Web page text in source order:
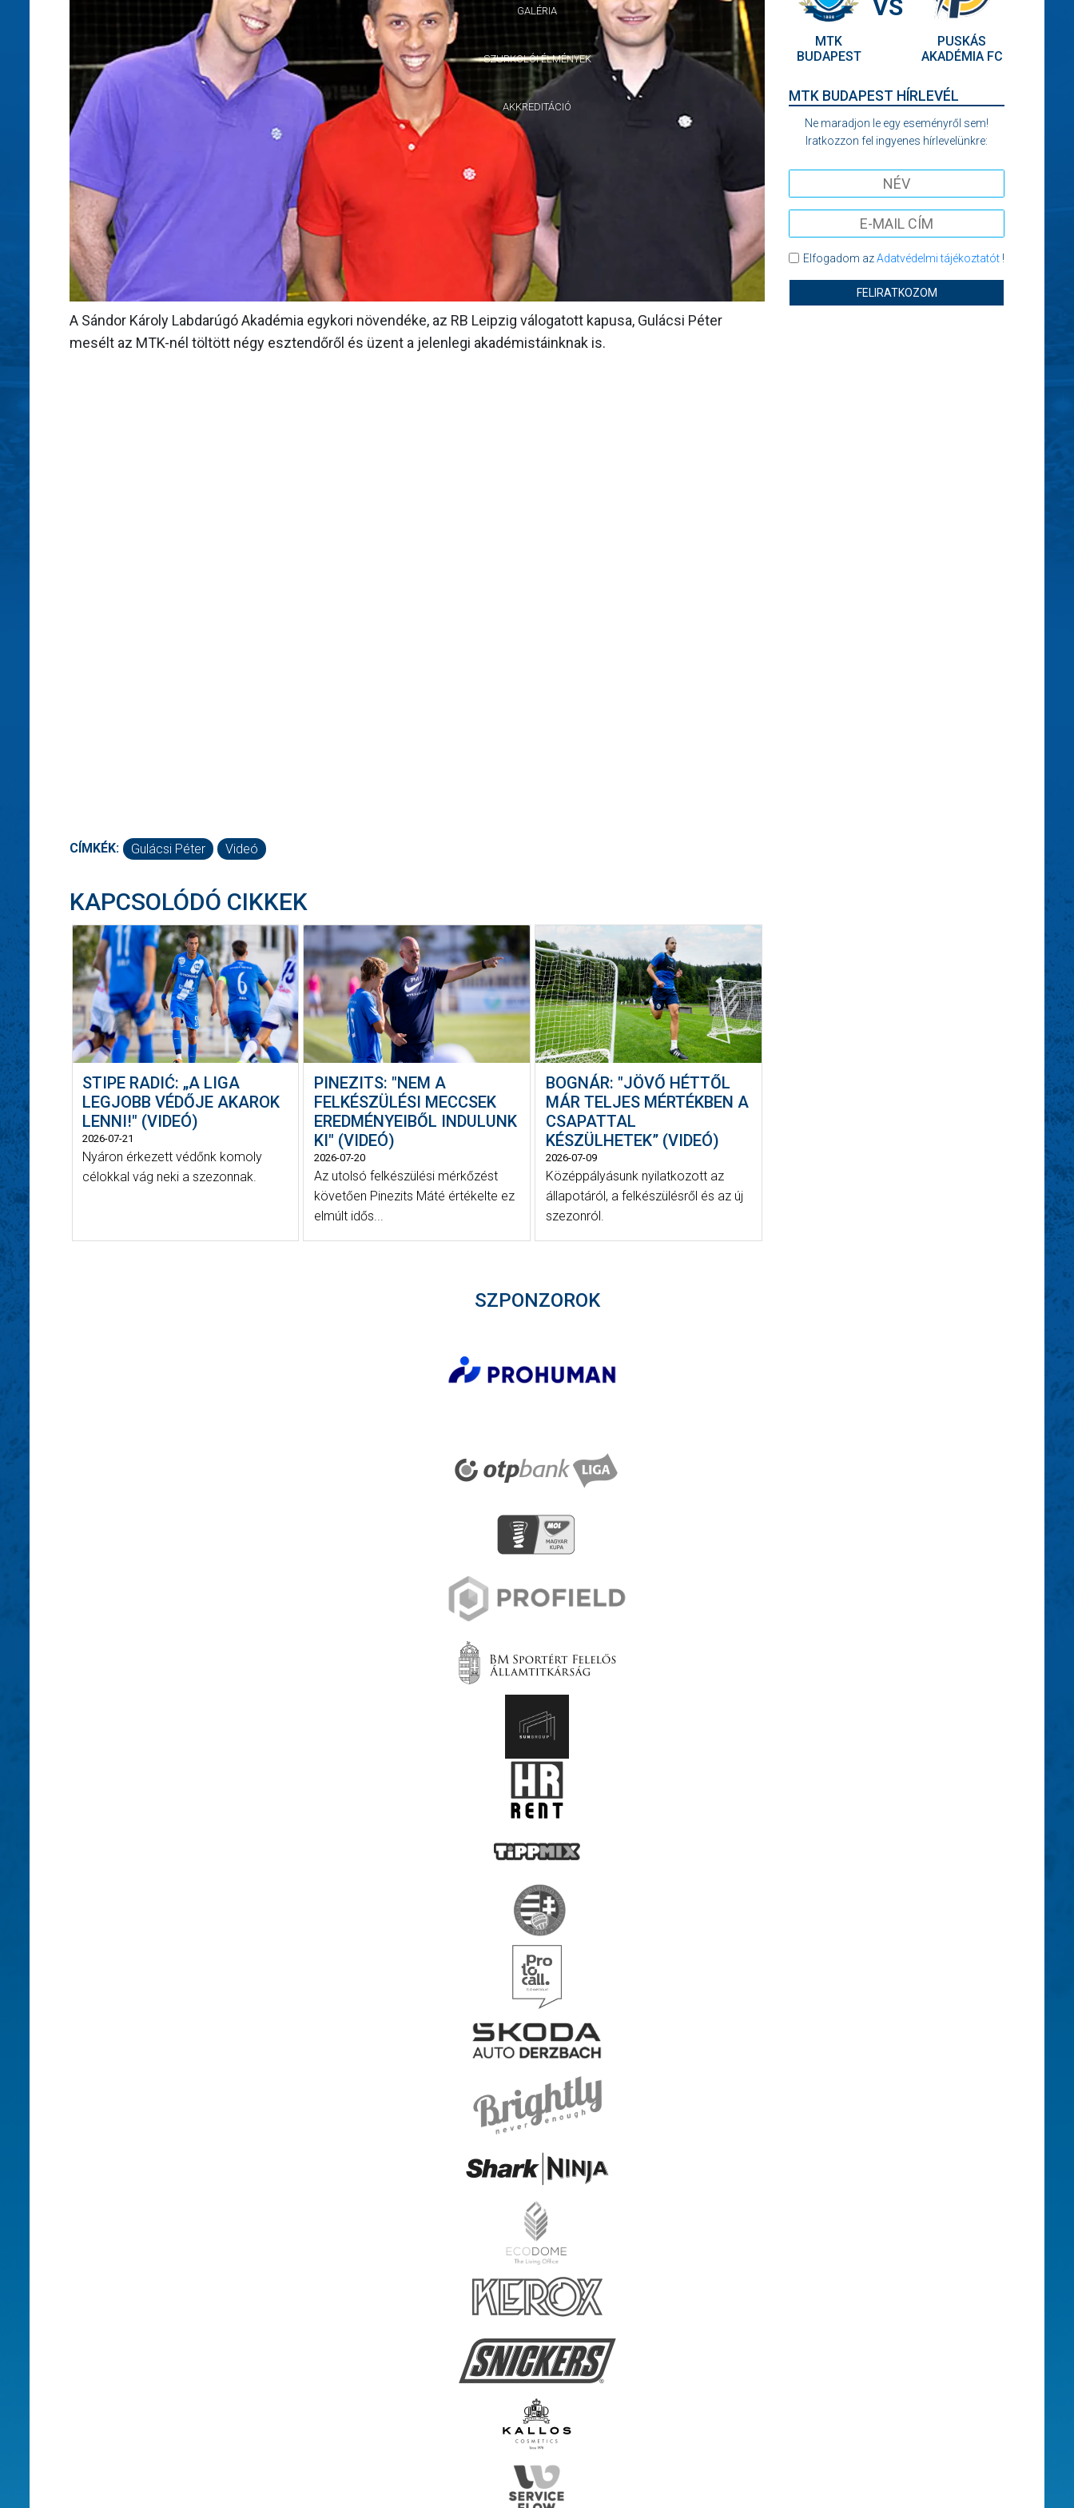
GALÉRIA
SZURKOLÓI ÉLMÉNYEK
AKKREDITÁCIÓ
A Sándor Károly Labdarúgó Akadémia egykori növendéke, az RB Leipzig válogatott kapusa, Gulácsi Péter
mesélt az MTK-nél töltött négy esztendőről és üzent a jelenlegi akadémistáinknak is.
CÍMKÉK: Gulácsi Péter Videó
KAPCSOLÓDÓ CIKKEK
STIPE RADIĆ: „A LIGA
LEGJOBB VÉDŐJE AKAROK
LENNI!" (VIDEÓ)
2026-07-21
Nyáron érkezett védőnk komoly
célokkal vág neki a szezonnak.
PINEZITS: "NEM A
FELKÉSZÜLÉSI MECCSEK
EREDMÉNYEIBŐL INDULUNK
KI" (VIDEÓ)
2026-07-20
Az utolsó felkészülési mérkőzést
követően Pinezits Máté értékelte ez
elmúlt idős...
BOGNÁR: "JÖVŐ HÉTTŐL
MÁR TELJES MÉRTÉKBEN A
CSAPATTAL
KÉSZÜLHETEK” (VIDEÓ)
2026-07-09
Középpályásunk nyilatkozott az
állapotáról, a felkészülésről és az új
szezonról.
MTK
BUDAPEST
VS
PUSKÁS
AKADÉMIA FC
MTK BUDAPEST HÍRLEVÉL
Ne maradjon le egy eseményről sem!
Iratkozzon fel ingyenes hírlevelünkre:
Elfogadom azAdatvédelmi tájékoztatót!
FELIRATKOZOM
SZPONZOROK